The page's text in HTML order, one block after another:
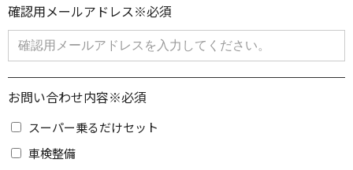
確認用メールアドレス※必須
お問い合わせ内容※必須
スーパー乗るだけセット
車検整備